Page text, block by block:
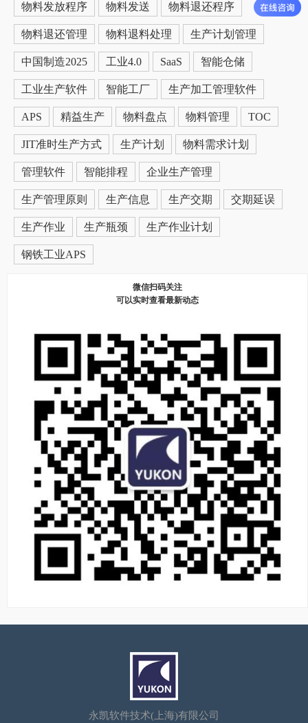
物料发放程序 物料发送 物料退还程序
物料退还管理 物料退料处理 生产计划管理
中国制造2025 工业4.0 SaaS 智能仓储
工业生产软件 智能工厂 生产加工管理软件
APS 精益生产 物料盘点 物料管理 TOC
JIT准时生产方式 生产计划 物料需求计划
管理软件 智能排程 企业生产管理
生产管理原则 生产信息 生产交期 交期延误
生产作业 生产瓶颈 生产作业计划
钢铁工业APS
微信扫码关注
可以实时查看最新动态
永凯软件技术(上海)有限公司